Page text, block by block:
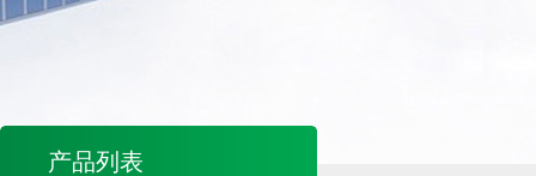
产品列表